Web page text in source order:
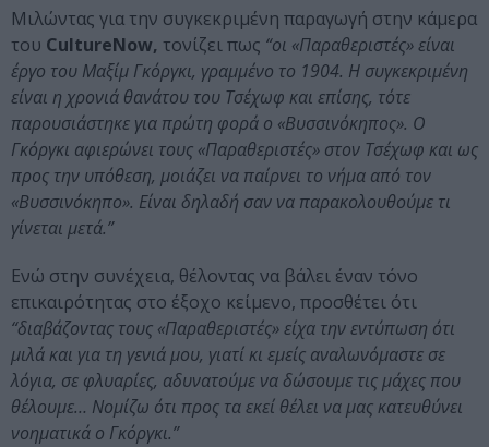
Μιλώντας για την συγκεκριμένη παραγωγή στην κάμερα
του CultureNow, τονίζει πως “οι «Παραθεριστές» είναι
έργο του Μαξίμ Γκόργκι, γραμμένο το 1904. Η συγκεκριμένη
είναι η χρονιά θανάτου του Τσέχωφ και επίσης, τότε
παρουσιάστηκε για πρώτη φορά ο «Βυσσινόκηπος». Ο
Γκόργκι αφιερώνει τους «Παραθεριστές» στον Τσέχωφ και ως
προς την υπόθεση, μοιάζει να παίρνει το νήμα από τον
«Βυσσινόκηπο». Είναι δηλαδή σαν να παρακολουθούμε τι
γίνεται μετά.”
Ενώ στην συνέχεια, θέλοντας να βάλει έναν τόνο
επικαιρότητας στο έξοχο κείμενο, προσθέτει ότι
“διαβάζοντας τους «Παραθεριστές» είχα την εντύπωση ότι
μιλά και για τη γενιά μου, γιατί κι εμείς αναλωνόμαστε σε
λόγια, σε φλυαρίες, αδυνατούμε να δώσουμε τις μάχες που
θέλουμε… Νομίζω ότι προς τα εκεί θέλει να μας κατευθύνει
νοηματικά ο Γκόργκι.”